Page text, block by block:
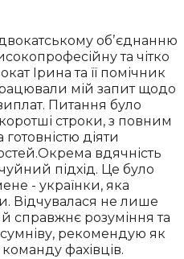
обʼєднанню
та чітко
Ірина та її помічник
мій запит щодо
Питання було
строки, з повним
діяти
вдячність
підхід. Це було
- українки, яка
Відчувалася не лише
справжнє розуміння та
рекомендую як
фахівців.